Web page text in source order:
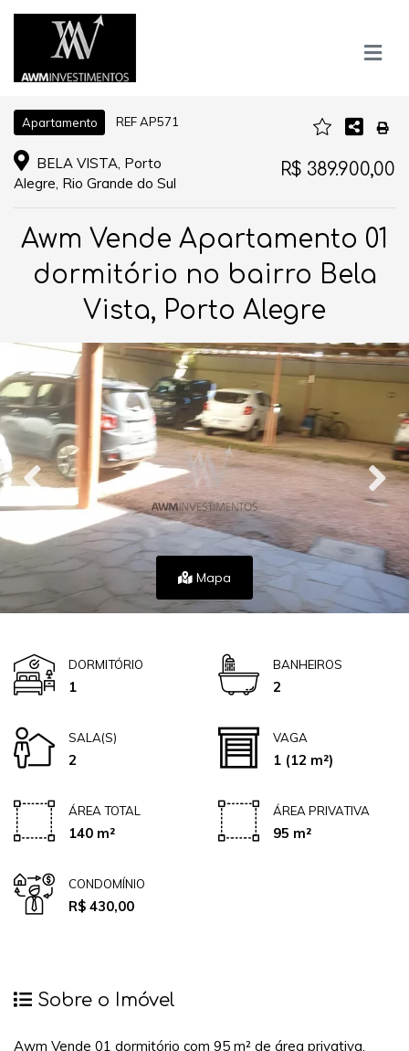
Apartamento REF AP571
BELA VISTA, Porto
Alegre, Rio Grande do Sul
R$ 389.900,00
Awm Vende Apartamento 01
dormitório no bairro Bela
Vista, Porto Alegre
Mapa
DORMITÓRIO
1
BANHEIROS
2
SALA(S)
2
VAGA
1 (12 m²)
ÁREA TOTAL
140 m²
ÁREA PRIVATIVA
95 m²
CONDOMÍNIO
R$ 430,00
Sobre o Imóvel
Awm Vende 01 dormitório com 95 m² de área privativa,